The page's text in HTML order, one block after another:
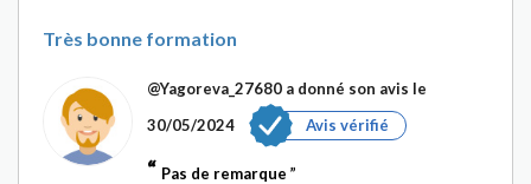
Très bonne formation
@Yagoreva_27680 a donné son avis le
30/05/2024
Avis vérifié
Pas de remarque